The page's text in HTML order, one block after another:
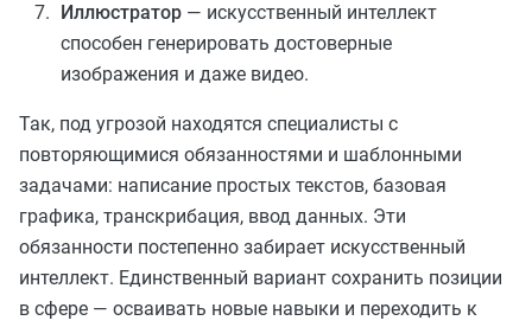
Иллюстратор — искусственный интеллект
способен генерировать достоверные
изображения и даже видео.
Так, под угрозой находятся специалисты с
повторяющимися обязанностями и шаблонными
задачами: написание простых текстов, базовая
графика, транскрибация, ввод данных. Эти
обязанности постепенно забирает искусственный
интеллект. Единственный вариант сохранить позиции
в сфере — осваивать новые навыки и переходить к